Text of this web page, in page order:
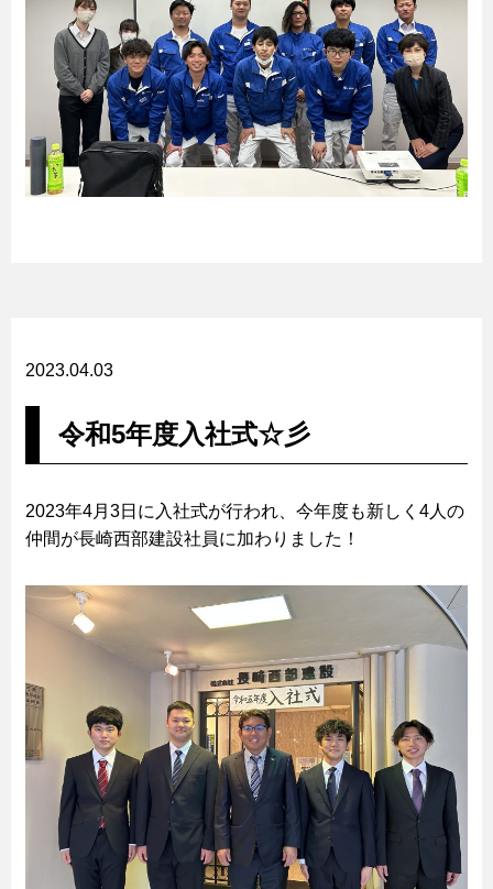
2023.04.03
令和5年度入社式☆彡
2023年4月3日に入社式が行われ、今年度も新しく4人の
仲間が長崎西部建設社員に加わりました！